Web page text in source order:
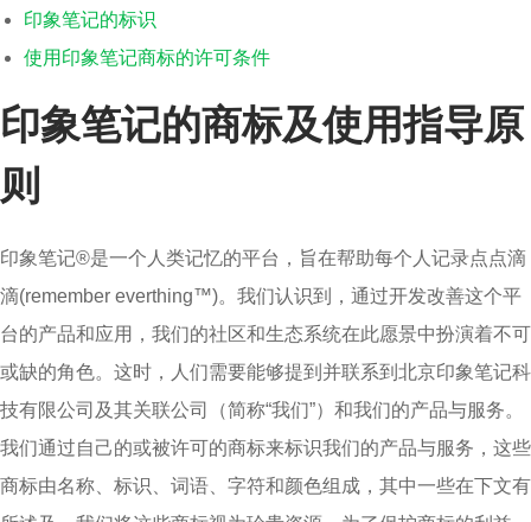
印象笔记的标识
使用印象笔记商标的许可条件
印象笔记的商标及使用指导原
则
印象笔记®是一个人类记忆的平台，旨在帮助每个人记录点点滴
滴(remember everthing™)。我们认识到，通过开发改善这个平
台的产品和应用，我们的社区和生态系统在此愿景中扮演着不可
或缺的角色。这时，人们需要能够提到并联系到北京印象笔记科
技有限公司及其关联公司（简称“我们”）和我们的产品与服务。
我们通过自己的或被许可的商标来标识我们的产品与服务，这些
商标由名称、标识、词语、字符和颜色组成，其中一些在下文有